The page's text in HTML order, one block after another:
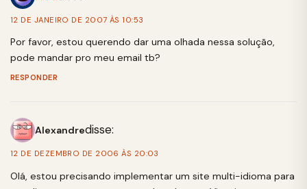
12 DE JANEIRO DE 2007 ÀS 10:53
Por favor, estou querendo dar uma olhada nessa solução,
pode mandar pro meu email tb?
RESPONDER
Alexandredisse:
12 DE DEZEMBRO DE 2006 ÀS 20:03
Olá, estou precisando implementar um site multi-idioma para